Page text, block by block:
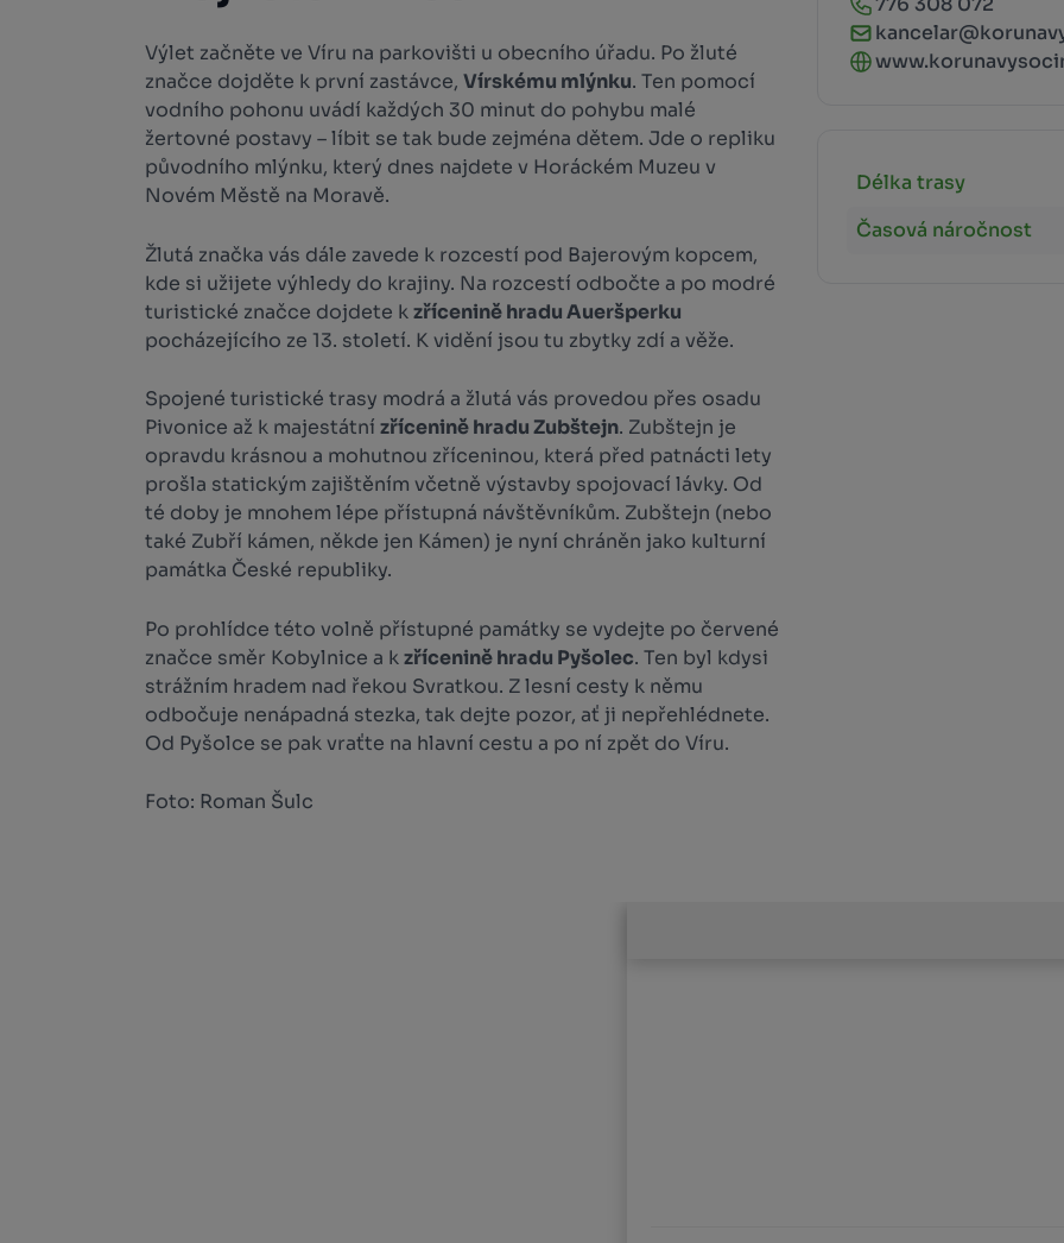
Délka trasy
Časová náročnost
Výlet začněte ve Víru na parkovišti u obecního úřadu. Po žluté
značce dojděte k první zastávce, Vírskému mlýnku. Ten pomocí
vodního pohonu uvádí každých 30 minut do pohybu malé
žertovné postavy – líbit se tak bude zejména dětem. Jde o repliku
původního mlýnku, který dnes najdete v Horáckém Muzeu v
Novém Městě na Moravě.
Žlutá značka vás dále zavede k rozcestí pod Bajerovým kopcem,
kde si užijete výhledy do krajiny. Na rozcestí odbočte a po modré
turistické značce dojdete kzřícenině hradu Aueršperku
pocházejícího ze 13. století. K vidění jsou tu zbytky zdí a věže.
Spojené turistické trasy modrá a žlutá vás provedou přes osadu
Pivonice až k majestátní zřícenině hradu Zubštejn. Zubštejn je
opravdu krásnou a mohutnou zříceninou, která před patnácti lety
prošla statickým zajištěním včetně výstavby spojovací lávky. Od
té doby je mnohem lépe přístupná návštěvníkům. Zubštejn (nebo
také Zubří kámen, někde jen Kámen) je nyní chráněn jako kulturní
památka České republiky.
Po prohlídce této volně přístupné památky se vydejte po červené
značce směr Kobylnice a kzřícenině hradu Pyšolec. Ten byl kdysi
strážním hradem nad řekou Svratkou. Z lesní cesty k němu
odbočuje nenápadná stezka, tak dejte pozor, ať ji nepřehlédnete.
Od Pyšolce se pak vraťte na hlavní cestu a po ní zpět do Víru.
Foto: Roman Šulc